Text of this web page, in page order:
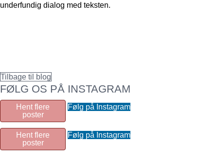
underfundig dialog med teksten.
Tilbage til blog
FØLG OS PÅ INSTAGRAM
Hent flere
poster
Følg på Instagram
Hent flere
poster
Følg på Instagram